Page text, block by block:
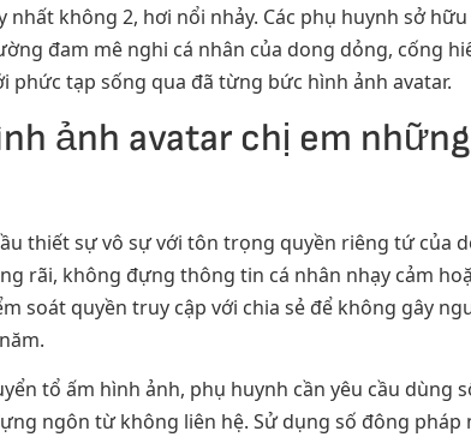
không 2, hơi nổi nhảy. Các phụ huynh sở
đam mê nghi cá nhân của dong dỏng, cống
tạp sống qua đã từng bức hình ảnh avatar.
ảnh avatar chị em
thiết sự vô sự với tôn trọng quyền riêng tứ của
rãi, không đựng thông tin cá nhân nhạy cảm
soát quyền truy cập với chia sẻ để không gây
tổ ấm hình ảnh, phụ huynh cần yêu cầu dùng
ngôn từ không liên hệ. Sử dụng số đông pháp